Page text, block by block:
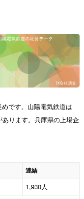
です。山陽電気鉄道は
あります。兵庫県の上場企
連結
1,930人